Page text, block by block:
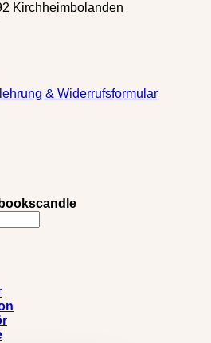
Kirchheimbolanden
& Widerrufsformular